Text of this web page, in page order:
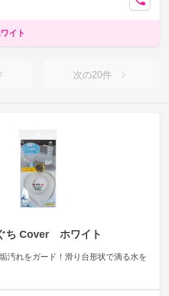
ち Cover ホワイト
汚れをガード！滑り台形状で滴る水を
イト
次の20件